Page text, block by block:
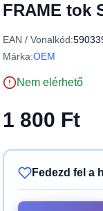
FRAME tok
EAN / Vonalkód:
Márka:OEM
Nem elérhető
1 800 Ft
Fedezd fel a